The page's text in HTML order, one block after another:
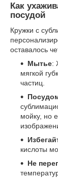
Как
посудой
Кружки с
оставалось
Мытье:
мягкой
частиц.
мойку, но
кислоты
Не